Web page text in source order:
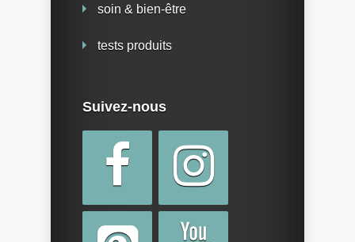
soin & bien-être
tests produits
Suivez-nous